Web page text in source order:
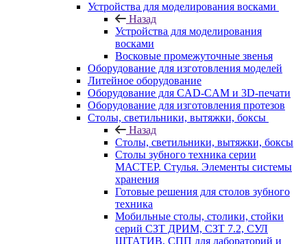
Устройства для моделирования восками
Назад
Устройства для моделирования
восками
Восковые промежуточные звенья
Оборудование для изготовления моделей
Литейное оборудование
Оборудование для CAD-CAM и 3D-печати
Оборудование для изготовления протезов
Cтолы, светильники, вытяжки, боксы
Назад
Cтолы, светильники, вытяжки, боксы
Столы зубного техника серии
МАСТЕР. Стулья. Элементы системы
хранения
Готовые решения для столов зубного
техника
Мобильные столы, столики, стойки
серий СЗТ ДРИМ, СЗТ 7.2, СУЛ
ШТАТИВ, СПП для лабораторий и